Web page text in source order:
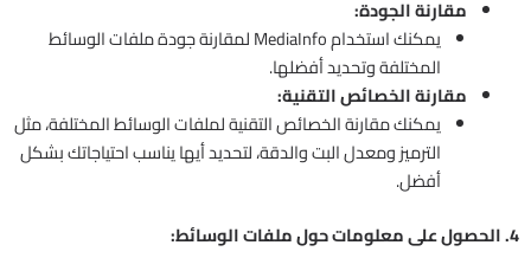
مقارنة الجودة:
يمكنك استخدام MediaInfo لمقارنة جودة ملفات الوسائط
المختلفة وتحديد أفضلها.
مقارنة الخصائص التقنية:
يمكنك مقارنة الخصائص التقنية لملفات الوسائط المختلفة، مثل
الترميز ومعدل البت والدقة، لتحديد أيها يناسب احتياجاتك بشكل
أفضل.
4. الحصول على معلومات حول ملفات الوسائط: